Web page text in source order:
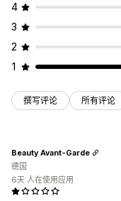
4
3
2
1
撰写评论 所有评论
Beauty Avant-Garde
德国
6天 人在使用应用